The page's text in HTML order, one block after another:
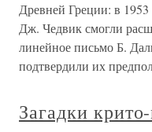
Древней Греции: в
Дж. Чедвик смогли
линейное письмо Б.
подтвердили их
Загадки